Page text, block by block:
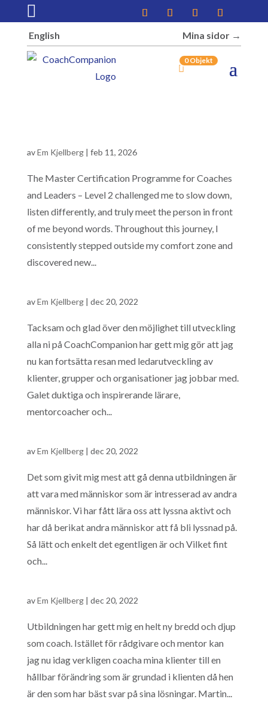

English Mina sidor →︎
0 Objekt
avEm Kjellberg| feb 11, 2026
The Master Certification Programme for Coaches
and Leaders – Level 2 challenged me to slow down,
listen differently, and truly meet the person in front
of me beyond words. Throughout this journey, I
consistently stepped outside my comfort zone and
discovered new...
avEm Kjellberg| dec 20, 2022
Tacksam och glad över den möjlighet till utveckling
alla ni på CoachCompanion har gett mig gör att jag
nu kan fortsätta resan med ledarutveckling av
klienter, grupper och organisationer jag jobbar med.
Galet duktiga och inspirerande lärare,
mentorcoacher och...
avEm Kjellberg| dec 20, 2022
Det som givit mig mest att gå denna utbildningen är
att vara med människor som är intresserad av andra
människor. Vi har fått lära oss att lyssna aktivt och
har då berikat andra människor att få bli lyssnad på.
Så lätt och enkelt det egentligen är och Vilket fint
och...
avEm Kjellberg| dec 20, 2022
Utbildningen har gett mig en helt ny bredd och djup
som coach. Istället för rådgivare och mentor kan
jag nu idag verkligen coacha mina klienter till en
hållbar förändring som är grundad i klienten då hen
är den som har bäst svar på sina lösningar. Martin...